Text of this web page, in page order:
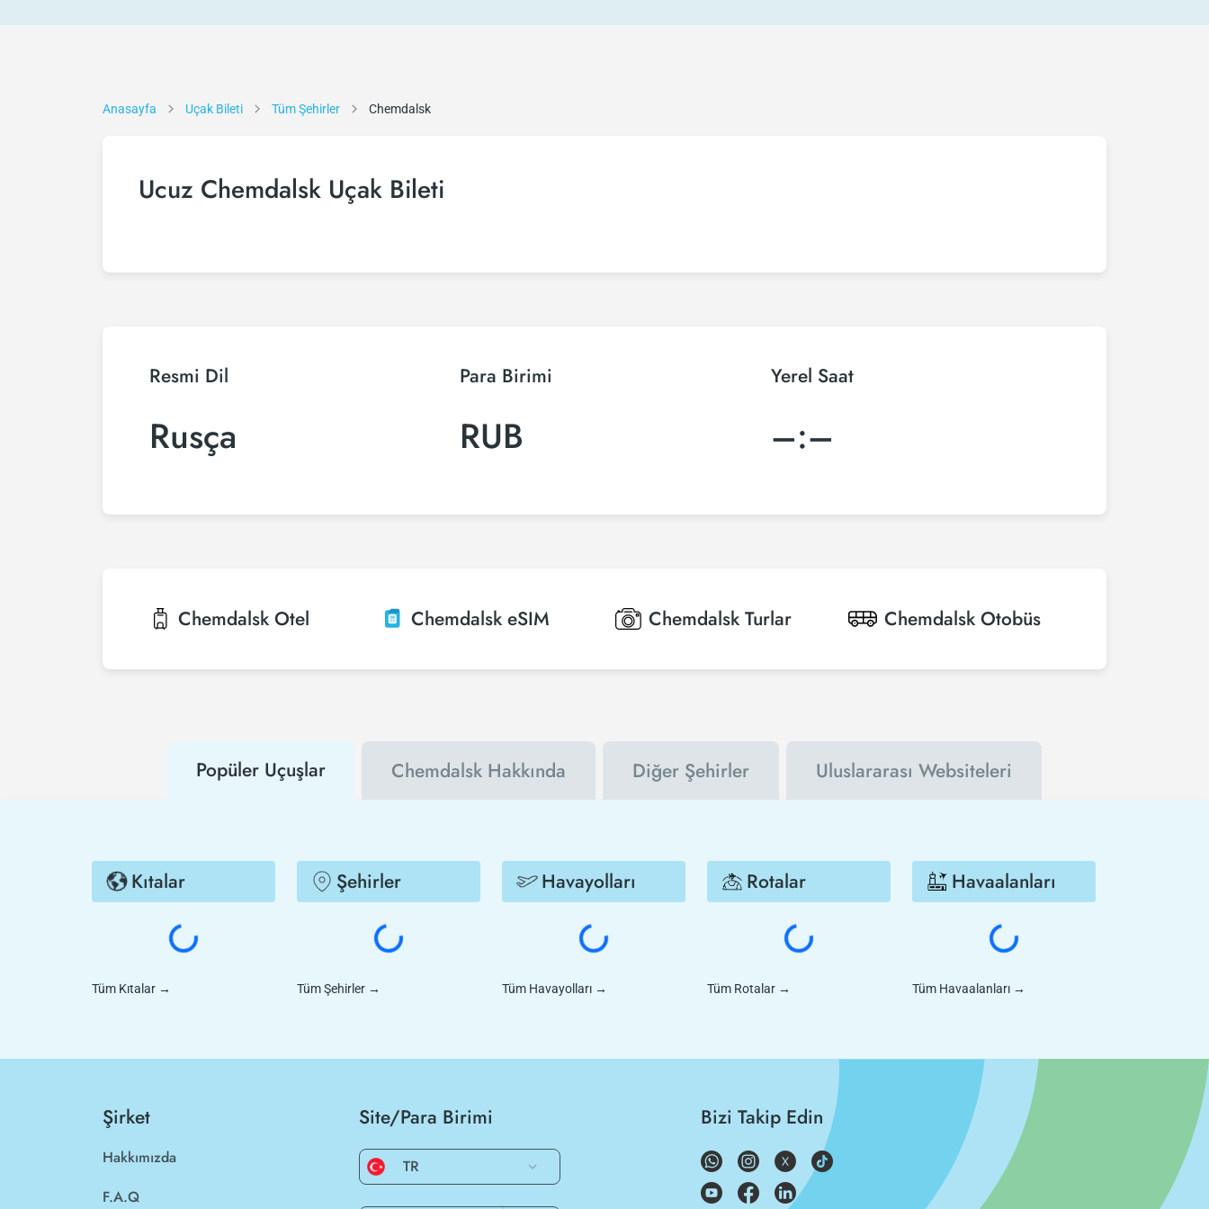
Anasayfa Uçak Bileti Tüm Şehirler Chemdalsk
Ucuz Chemdalsk Uçak Bileti
Resmi Dil
Rusça
Para Birimi
RUB
Yerel Saat
–:–
Chemdalsk Otel Chemdalsk eSIM Chemdalsk Turlar Chemdalsk Otobüs
Popüler Uçuşlar Chemdalsk Hakkında Diğer Şehirler Uluslararası Websiteleri
Kıtalar
Tüm Kıtalar →
Şehirler
Tüm Şehirler →
Havayolları
Tüm Havayolları →
Rotalar
Tüm Rotalar →
Havaalanları
Tüm Havaalanları →
Şirket
Hakkımızda
F.A.Q
Site/Para Birimi
TR
Bizi Takip Edin